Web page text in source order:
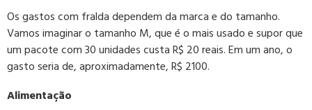
Os gastos com fralda dependem da marca e do tamanho.
Vamos imaginar o tamanho M, que é o mais usado e supor que
um pacote com 30 unidades custa R$ 20 reais. Em um ano, o
gasto seria de, aproximadamente, R$ 2100.
Alimentação